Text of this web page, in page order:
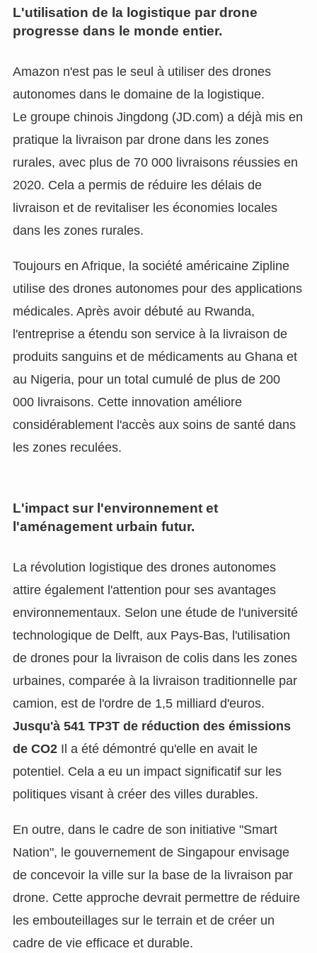
L'utilisation de la logistique par drone
progresse dans le monde entier.
Amazon n'est pas le seul à utiliser des drones
autonomes dans le domaine de la logistique.
Le groupe chinois Jingdong (JD.com) a déjà mis en
pratique la livraison par drone dans les zones
rurales, avec plus de 70 000 livraisons réussies en
2020. Cela a permis de réduire les délais de
livraison et de revitaliser les économies locales
dans les zones rurales.
Toujours en Afrique, la société américaine Zipline
utilise des drones autonomes pour des applications
médicales. Après avoir débuté au Rwanda,
l'entreprise a étendu son service à la livraison de
produits sanguins et de médicaments au Ghana et
au Nigeria, pour un total cumulé de plus de 200
000 livraisons. Cette innovation améliore
considérablement l'accès aux soins de santé dans
les zones reculées.
L'impact sur l'environnement et
l'aménagement urbain futur.
La révolution logistique des drones autonomes
attire également l'attention pour ses avantages
environnementaux. Selon une étude de l'université
technologique de Delft, aux Pays-Bas, l'utilisation
de drones pour la livraison de colis dans les zones
urbaines, comparée à la livraison traditionnelle par
camion, est de l'ordre de 1,5 milliard d'euros.
Jusqu'à 541 TP3T de réduction des émissions
de CO2Il a été démontré qu'elle en avait le
potentiel. Cela a eu un impact significatif sur les
politiques visant à créer des villes durables.
En outre, dans le cadre de son initiative "Smart
Nation", le gouvernement de Singapour envisage
de concevoir la ville sur la base de la livraison par
drone. Cette approche devrait permettre de réduire
les embouteillages sur le terrain et de créer un
cadre de vie efficace et durable.